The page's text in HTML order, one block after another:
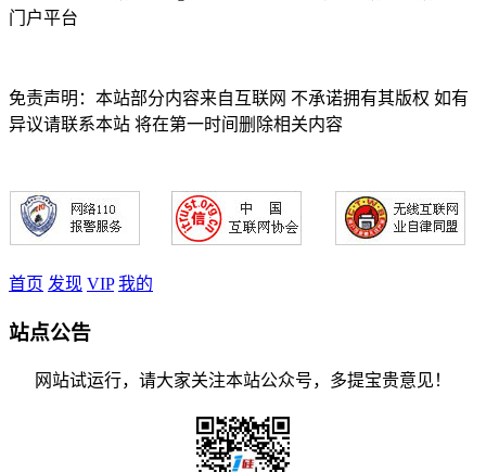
门户平台
免责声明：本站部分内容来自互联网 不承诺拥有其版权 如有
异议请联系本站 将在第一时间删除相关内容
首页 发现 VIP 我的
站点公告
网站试运行，请大家关注本站公众号，多提宝贵意见！